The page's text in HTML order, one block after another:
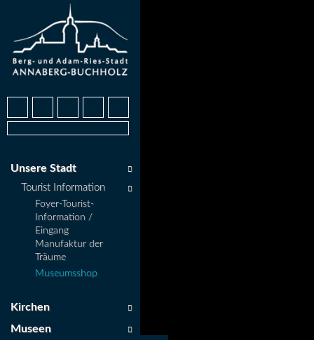
Unsere Stadt
Tourist Information
Foyer-Tourist-
Information /
Eingang
Manufaktur der
Träume
Museumsshop
Kirchen
Museen